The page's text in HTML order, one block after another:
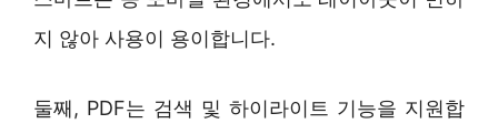
지 않아 사용이 용이합니다.
둘째, PDF는 검색 및 하이라이트 기능을 지원합